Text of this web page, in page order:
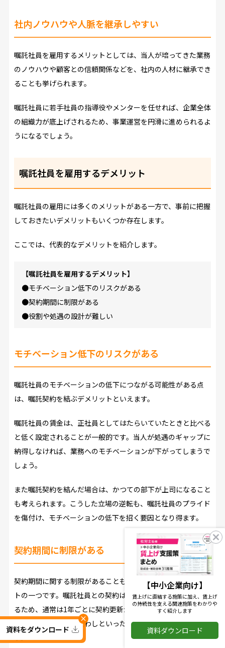
社内ノウハウや人脈を継承しやすい
嘱託社員を雇用するメリットとしては、当人が培ってきた業務
のノウハウや顧客との信頼関係などを、社内の人材に継承でき
ることも挙げられます。
嘱託社員に若手社員の指導役やメンターを任せれば、企業全体
の組織力が底上げされるため、事業運営を円滑に進められるよ
うになるでしょう。
嘱託社員を雇用するデメリット
嘱託社員の雇用には多くのメリットがある一方で、事前に把握
しておきたいデメリットもいくつか存在します。
ここでは、代表的なデメリットを紹介します。
【嘱託社員を雇用するデメリット】
●モチベーション低下のリスクがある
●契約期間に制限がある
●役割や処遇の設計が難しい
モチベーション低下のリスクがある
嘱託社員のモチベーションの低下につながる可能性がある点
は、嘱託契約を結ぶデメリットといえます。
嘱託社員の賃金は、正社員としてはたらいていたときと比べる
と低く設定されることが一般的です。当人が処遇のギャップに
納得しなければ、業務へのモチベーションが下がってしまうで
しょう。
また嘱託契約を結んだ場合は、かつての部下が上司になること
も考えられます。こうした立場の逆転も、嘱託社員のプライド
を傷付け、モチベーションの低下を招く要因となり得ます。
契約期間に制限がある
契約期間に関する制限があることも、嘱託社員を雇うデメリッ
トの一つです。嘱託社員との契約は一般的に有期雇用契約とな
るため、通常は1年ごとに契約更新が必要となり、その都度、
面談や契約書の取り交わしといった事務手続きの手間が生じま
×
資料をダウンロード
【中小企業向け】
賃上げに直結する施策に加え、賃上げ
の持続性を支える関連施策をわかりや
すく紹介します
資料ダウンロード